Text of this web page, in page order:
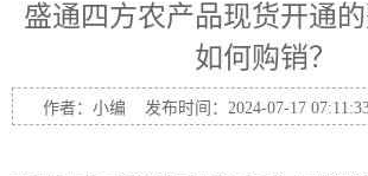
盛通四方农产品现货开通的
如何购销？
作者：小编 发布时间：2024-07-17